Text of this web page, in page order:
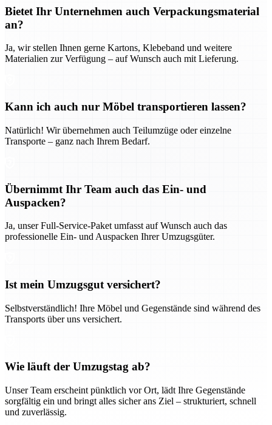
Bietet Ihr Unternehmen auch Verpackungsmaterial
an?
Ja, wir stellen Ihnen gerne Kartons, Klebeband und weitere
Materialien zur Verfügung – auf Wunsch auch mit Lieferung.
Kann ich auch nur Möbel transportieren lassen?
Natürlich! Wir übernehmen auch Teilumzüge oder einzelne
Transporte – ganz nach Ihrem Bedarf.
Übernimmt Ihr Team auch das Ein- und
Auspacken?
Ja, unser Full-Service-Paket umfasst auf Wunsch auch das
professionelle Ein- und Auspacken Ihrer Umzugsgüter.
Ist mein Umzugsgut versichert?
Selbstverständlich! Ihre Möbel und Gegenstände sind während des
Transports über uns versichert.
Wie läuft der Umzugstag ab?
Unser Team erscheint pünktlich vor Ort, lädt Ihre Gegenstände
sorgfältig ein und bringt alles sicher ans Ziel – strukturiert, schnell
und zuverlässig.